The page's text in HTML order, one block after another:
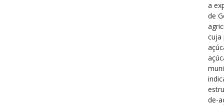
a
de
cuja
de-